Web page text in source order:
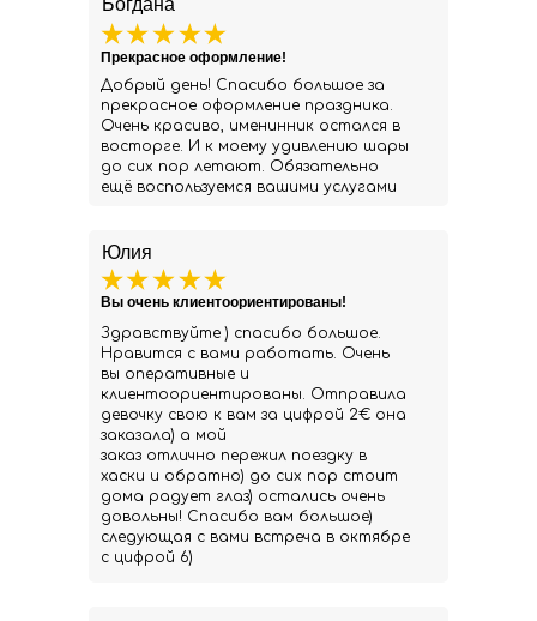
Юлия
Здравствуйте ) спасибо большое.
Нравится с вами работать. Очень
вы оперативные и
клиентоориентированы. Отправила
девочку свою к вам за цифрой 2€ она
заказала) а мой
заказ отлично пережил поездку в
хаски и обратно) до сих пор стоит
дома радует глаз) остались очень
довольны! Спасибо вам большое)
следующая с вами встреча в октябре
с цифрой 6)
Вы очень клиентоориентированы!
Богдана
Добрый день! Спасибо большое за
прекрасное оформление праздника.
Очень красиво, именинник остался в
восторге. И к моему удивлению шары
до сих пор летают. Обязательно
ещё воспользуемся вашими услугами
Прекрасное оформление!